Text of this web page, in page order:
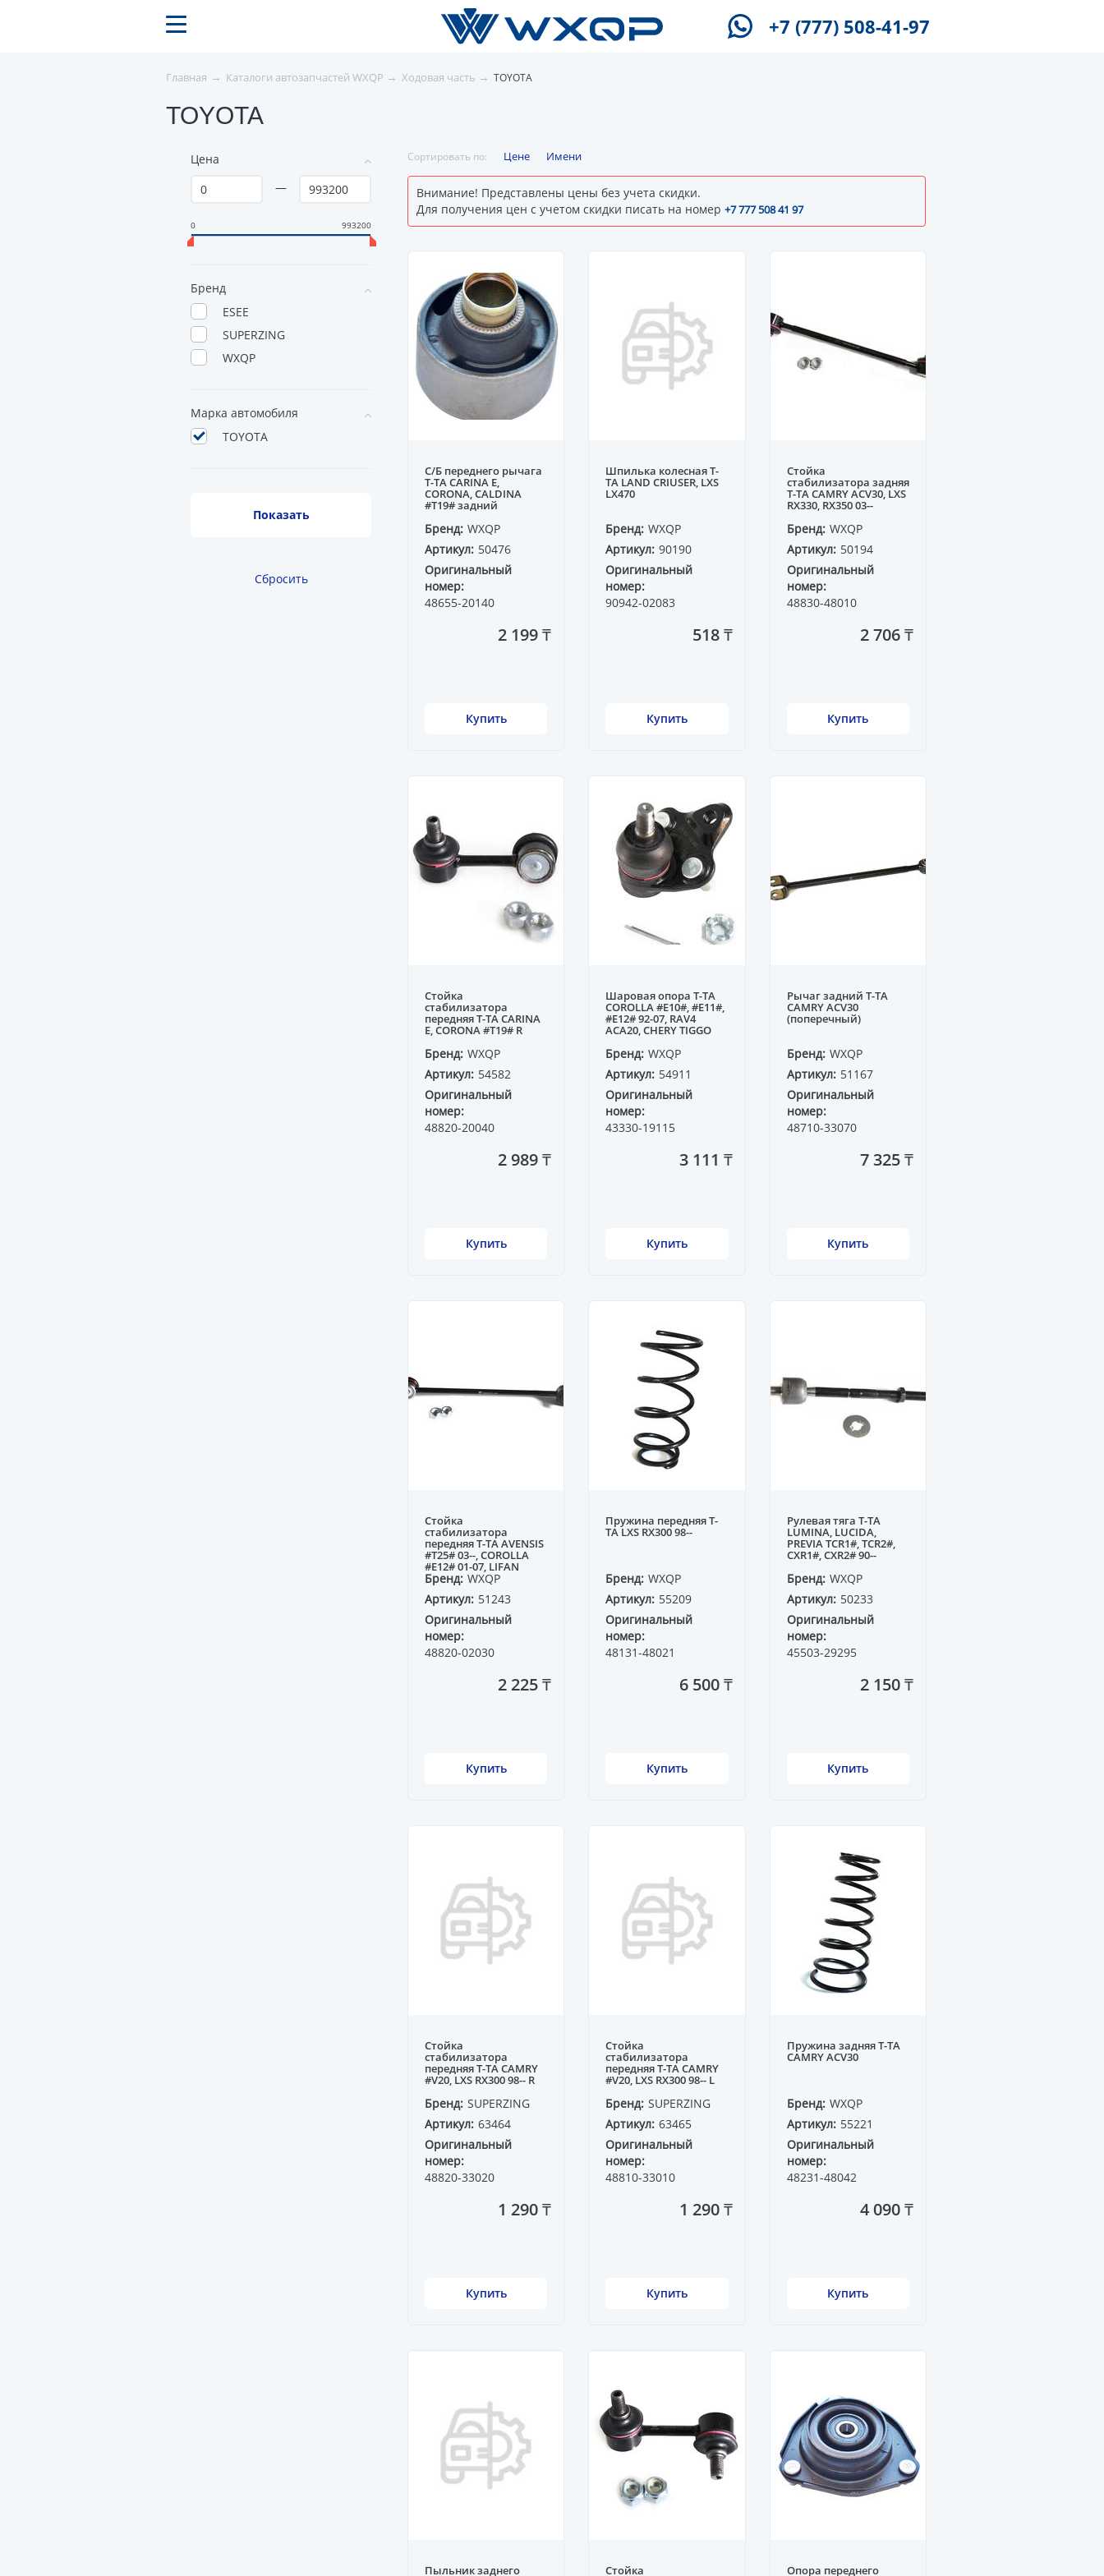
+7 (777) 508-41-97
Главная → Каталоги автозапчастей WXQP → Ходовая часть → TOYOTA
TOYOTA
Цена
—
0 993200
Бренд
ESEE
SUPERZING
WXQP
Марка автомобиля
TOYOTA
Сортировать по: Цене Имени
Внимание! Представлены цены без учета скидки.
Для получения цен с учетом скидки писать на номер +7 777 508 41 97
С/Б переднего рычага
T-TA CARINA E,
CORONA, CALDINA
#T19# задний
Бренд: WXQP
Артикул: 50476
Оригинальный
номер:
48655-20140
2 199 ₸
Купить
Шпилька колесная T-
TA LAND CRIUSER, LXS
LX470
Бренд: WXQP
Артикул: 90190
Оригинальный
номер:
90942-02083
518 ₸
Купить
Стойка
стабилизатора задняя
T-TA CAMRY ACV30, LXS
RX330, RX350 03--
Бренд: WXQP
Артикул: 50194
Оригинальный
номер:
48830-48010
2 706 ₸
Купить
Стойка
стабилизатора
передняя T-TA CARINA
E, CORONA #T19# R
Бренд: WXQP
Артикул: 54582
Оригинальный
номер:
48820-20040
2 989 ₸
Купить
Шаровая опора T-TA
COROLLA #E10#, #E11#,
#E12# 92-07, RAV4
ACA20, CHERY TIGGO
Бренд: WXQP
Артикул: 54911
Оригинальный
номер:
43330-19115
3 111 ₸
Купить
Рычаг задний T-TA
CAMRY ACV30
(поперечный)
Бренд: WXQP
Артикул: 51167
Оригинальный
номер:
48710-33070
7 325 ₸
Купить
Стойка
стабилизатора
передняя T-TA AVENSIS
#T25# 03--, COROLLA
#E12# 01-07, LIFAN
SOLANO 07--
Бренд: WXQP
Артикул: 51243
Оригинальный
номер:
48820-02030
2 225 ₸
Купить
Пружина передняя T-
TA LXS RX300 98--
Бренд: WXQP
Артикул: 55209
Оригинальный
номер:
48131-48021
6 500 ₸
Купить
Рулевая тяга T-TA
LUMINA, LUCIDA,
PREVIA TCR1#, TCR2#,
CXR1#, CXR2# 90--
Бренд: WXQP
Артикул: 50233
Оригинальный
номер:
45503-29295
2 150 ₸
Купить
Стойка
стабилизатора
передняя T-TA CAMRY
#V20, LXS RX300 98-- R
Бренд: SUPERZING
Артикул: 63464
Оригинальный
номер:
48820-33020
1 290 ₸
Купить
Стойка
стабилизатора
передняя T-TA CAMRY
#V20, LXS RX300 98-- L
Бренд: SUPERZING
Артикул: 63465
Оригинальный
номер:
48810-33010
1 290 ₸
Купить
Пружина задняя T-TA
CAMRY ACV30
Бренд: WXQP
Артикул: 55221
Оригинальный
номер:
48231-48042
4 090 ₸
Купить
Пыльник заднего Стойка Опора переднего